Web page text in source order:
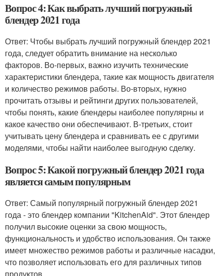
Вопрос 4: Как выбрать лучший погружный
блендер 2021 года
Ответ: Чтобы выбрать лучший погружный блендер 2021
года, следует обратить внимание на несколько
факторов. Во-первых, важно изучить технические
характеристики блендера, такие как мощность двигателя
и количество режимов работы. Во-вторых, нужно
прочитать отзывы и рейтинги других пользователей,
чтобы понять, какие блендеры наиболее популярны и
какое качество они обеспечивают. В-третьих, стоит
учитывать цену блендера и сравнивать ее с другими
моделями, чтобы найти наиболее выгодную сделку.
Вопрос 5: Какой погружный блендер 2021 года
является самым популярным
Ответ: Самый популярный погружный блендер 2021
года - это блендер компании "KitchenAid". Этот блендер
получил высокие оценки за свою мощность,
функциональность и удобство использования. Он также
имеет множество режимов работы и различные насадки,
что позволяет использовать его для различных типов